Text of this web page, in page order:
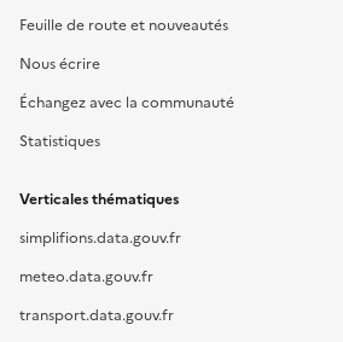
Feuille de route et nouveautés
Nous écrire
Échangez avec la communauté
Statistiques
Verticales thématiques
simplifions.data.gouv.fr
meteo.data.gouv.fr
transport.data.gouv.fr